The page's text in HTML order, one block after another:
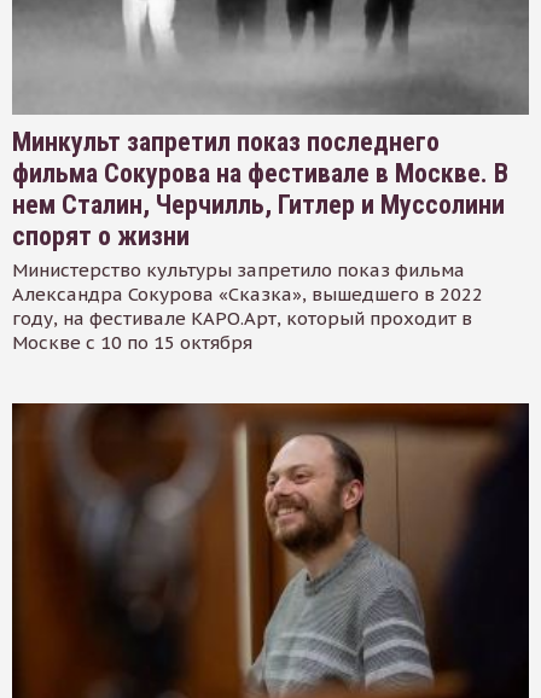
Минкульт запретил показ последнего
фильма Сокурова на фестивале в Москве. В
нем Сталин, Черчилль, Гитлер и Муссолини
спорят о жизни
Министерство культуры запретило показ фильма
Александра Сокурова «Сказка», вышедшего в 2022
году, на фестивале КАРО.Арт, который проходит в
Москве с 10 по 15 октября